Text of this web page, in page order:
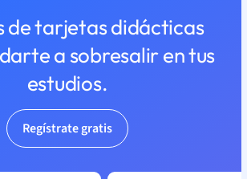
de tarjetas didácticas
a sobresalir en tus
estudios.
Regístrate gratis